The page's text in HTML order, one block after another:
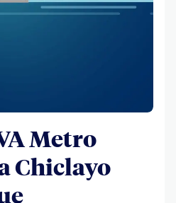
Metro
Chiclayo